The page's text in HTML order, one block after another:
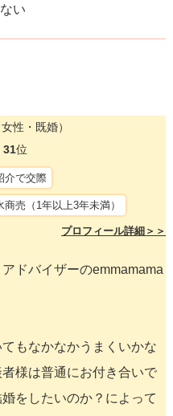
い
性・既婚）
31位
介で交際
商売（1年以上3年未満）
プロフィール詳細＞＞
ドバイザーのemmamama
もなかなかうまくいかな
様は普通にお付き合いで
をしたいのか？によって